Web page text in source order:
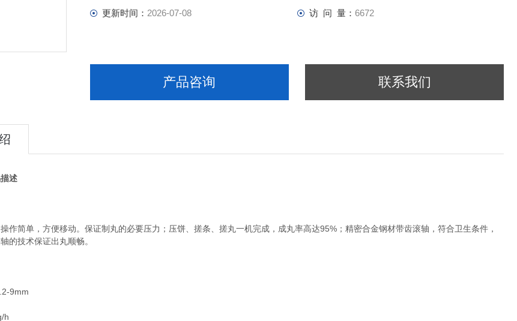
更新时间： 2026-07-08 访 问 量： 6672
产品咨询 联系我们
述
简单，方便移动。保证制丸的必要压力；压饼、搓条、搓丸一机完成，成丸率高达95%；精密合金钢材带齿滚轴，符合卫生条件，
的技术保证出丸顺畅。
9mm
h